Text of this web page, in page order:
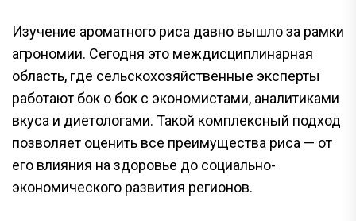
Изучение ароматного риса давно вышло за рамки
агрономии. Сегодня это междисциплинарная
область, где сельскохозяйственные эксперты
работают бок о бок с экономистами, аналитиками
вкуса и диетологами. Такой комплексный подход
позволяет оценить все преимущества риса — от
его влияния на здоровье до социально-
экономического развития регионов.